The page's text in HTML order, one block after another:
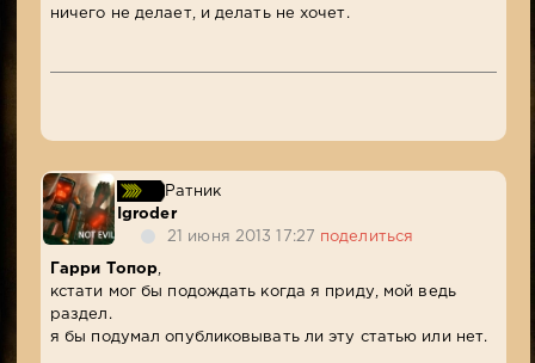
ничего не делает, и делать не хочет.
Ратник
Igroder
21 июня 2013 17:27
поделиться
Гарри Топор,
кстати мог бы подождать когда я приду, мой ведь
раздел.
я бы подумал опубликовывать ли эту статью или нет.